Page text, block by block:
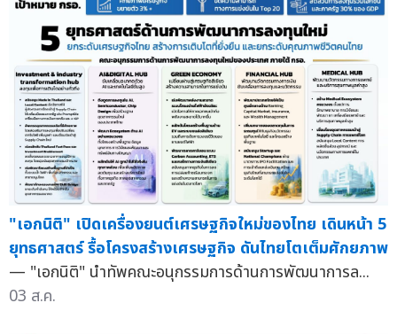
"เอกนิติ" เปิดเครื่องยนต์เศรษฐกิจใหม่ของไทย เดินหน้า 5
ยุทธศาสตร์ รื้อโครงสร้างเศรษฐกิจ ดันไทยโตเต็มศักยภาพ
— "เอกนิติ" นำทัพคณะอนุกรรมการด้านการพัฒนาการล...
03 ส.ค.